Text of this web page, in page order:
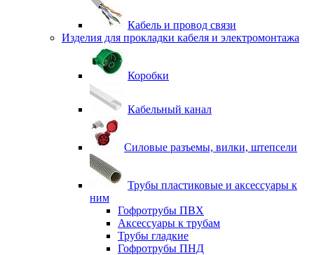
Кабель и провод связи
Изделия для прокладки кабеля и электромонтажа
Коробки
Кабельный канал
Силовые разъемы, вилки, штепсели
Трубы пластиковые и аксессуары к
ним
Гофротрубы ПВХ
Аксессуары к трубам
Трубы гладкие
Гофротрубы ПНД